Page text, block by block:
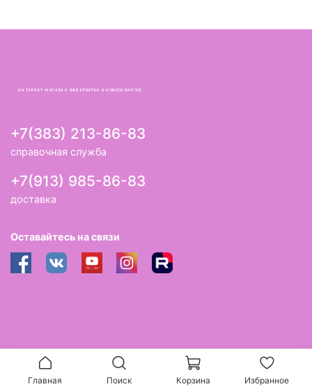
ИНТЕРНЕТ-МАГАЗИН ФЕЙЕРВЕРКИ В НОВОСИБИРСКЕ
+7(383) 213-86-83
справочная служба
+7(913) 985-86-83
доставка
Оставайтесь на связи
Главная Поиск Корзина Избранное